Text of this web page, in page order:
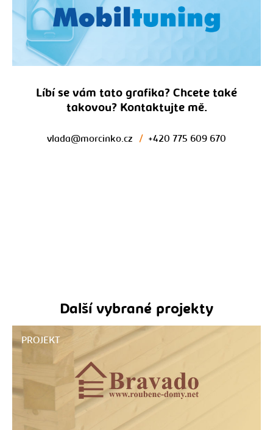
Líbí se vám tato grafika? Chcete také
takovou? Kontaktujte mě.
vlada@morcinko.cz / +420 775 609 670
Další vybrané projekty
PROJEKT